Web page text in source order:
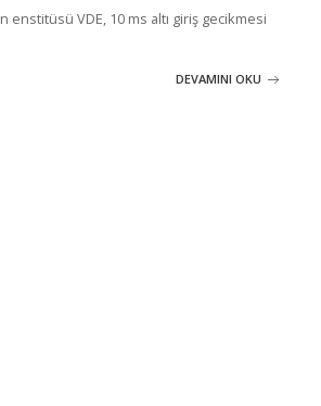
enstitüsü VDE, 10 ms altı giriş gecikmesi
DEVAMINI OKU